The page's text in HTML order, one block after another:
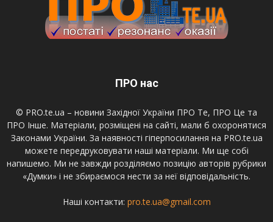
ПРО нас
© PRO.te.ua – новини Західної України ПРО Те, ПРО Це та
ПРО Інше. Матеріали, розміщені на сайті, мали б охоронятися
Законами України. За наявності гіперпосилання на PRO.te.ua
можете передруковувати наші матеріали. Ми ще собі
напишемо. Ми не завжди розділяємо позицію авторів рубрики
«Думки» і не збираємося нести за неї відповідальність.
Наші контакти: pro.te.ua@gmail.com